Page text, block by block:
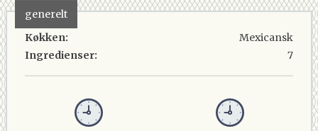
generelt
Køkken:
Ingredienser:
Mexicansk
7